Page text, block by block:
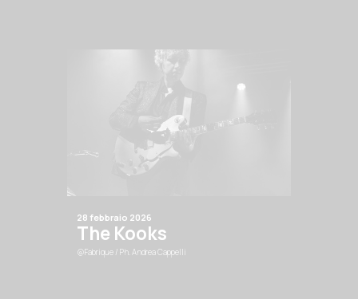
28 febbraio 2026
The Kooks
@Fabrique / Ph. Andrea Cappelli